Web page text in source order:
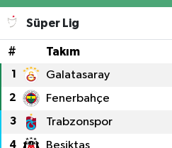
Süper Lig
# Takım
1 Galatasaray
2 Fenerbahçe
3 Trabzonspor
4 Beşiktaş